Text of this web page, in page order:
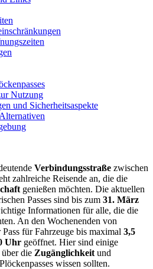
Nutzung
und Sicherheitsaspekte
Verbindungsstraße zwischen
zahlreiche Reisende an, die die
genießen möchten. Die aktuellen
Passes sind bis zum 31. März
Informationen für alle, die die
An den Wochenenden von
Pass für Fahrzeuge bis maximal 3,5
Uhr geöffnet. Hier sind einige
die Zugänglichkeit und
wissen sollten.